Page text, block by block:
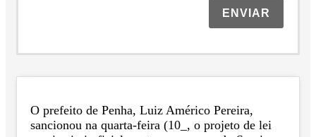
ENVIAR
O prefeito de Penha, Luiz Américo Pereira,
sancionou na quarta-feira (10_, o projeto de lei